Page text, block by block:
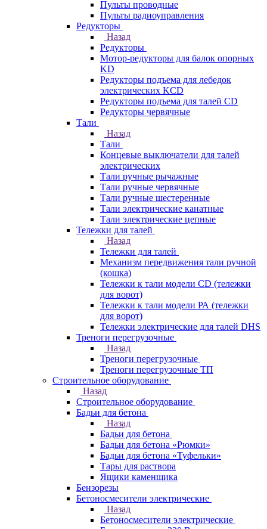
Пульты проводные
Пульты радиоуправления
Редукторы
Назад
Редукторы
Мотор-редукторы для балок опорных
KD
Редукторы подъема для лебедок
электрических KCD
Редукторы подъема для талей CD
Редукторы червячные
Тали
Назад
Тали
Концевые выключатели для талей
электрических
Тали ручные рычажные
Тали ручные червячные
Тали ручные шестеренные
Тали электрические канатные
Тали электрические цепные
Тележки для талей
Назад
Тележки для талей
Механизм передвижения тали ручной
(кошка)
Тележки к тали модели CD (тележки
для ворот)
Тележки к тали модели РА (тележки
для ворот)
Тележки электрические для талей DHS
Треноги перегрузочные
Назад
Треноги перегрузочные
Треноги перегрузочные ТП
Строительное оборудование
Назад
Строительное оборудование
Бадьи для бетона
Назад
Бадьи для бетона
Бадьи для бетона «Рюмки»
Бадьи для бетона «Туфельки»
Тары для раствора
Ящики каменщика
Бензорезы
Бетоносмесители электрические
Назад
Бетоносмесители электрические